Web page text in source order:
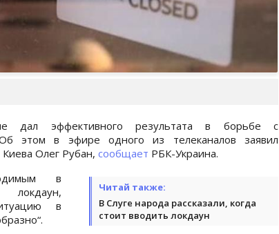
дал эффективного результата в борьбе с
этом в эфире одного из телеканалов заявил
Олег Рубан, сообщает РБК-Украина.
Читай также:
В Слуге народа рассказали, когда
стоит вводить локдаун
в
в